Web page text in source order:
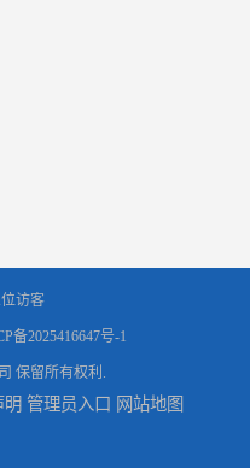
位访客
备2025416647号-1
保留所有权利.
明 管理员入口 网站地图